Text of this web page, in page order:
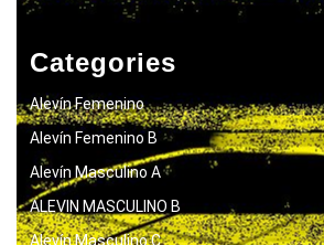
Categories
Alevín Femenino
Alevín Femenino B
Alevín Masculino A
ALEVIN MASCULINO B
Alevín Masculino C